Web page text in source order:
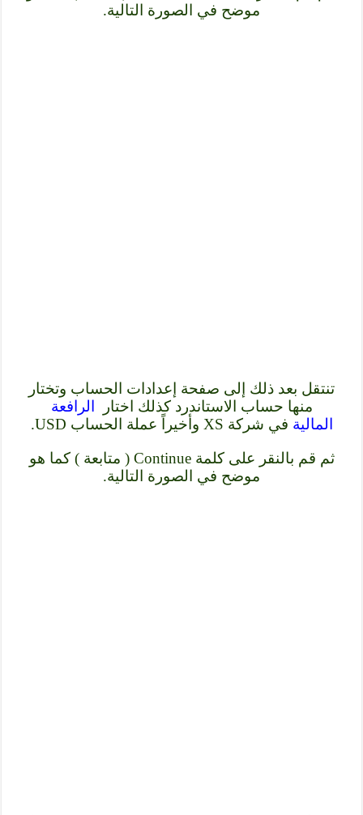
موضح في الصورة التالية.
تنتقل بعد ذلك إلى صفحة إعدادات الحساب وتختار
منها حساب الاستاندرد كذلك اختار
الرافعة
المالية في شركة XS وأخيراً عملة الحساب USD.
ثم قم بالنقر على كلمة Continue ( متابعة ) كما هو
موضح في الصورة التالية.